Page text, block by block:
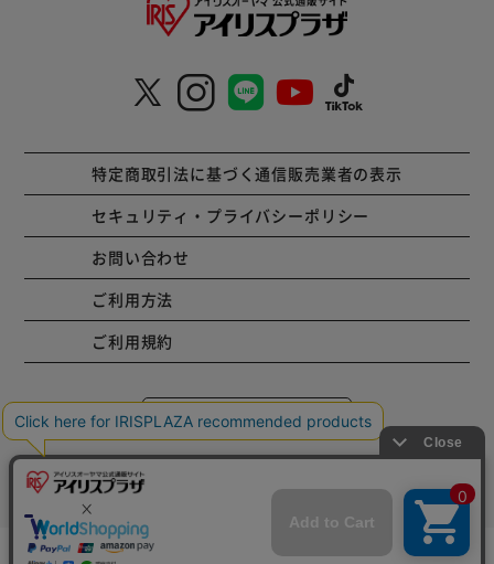
在庫切れ mail_outline入荷したらメールでお知らせ
特定商取引法に基づく通信販売業者の表示
セキュリティ・プライバシーポリシー
お問い合わせ
ご利用方法
ご利用規約
コーポレートサイト